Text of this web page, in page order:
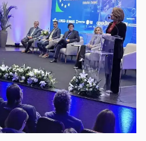
Notícias